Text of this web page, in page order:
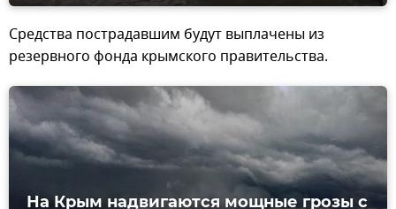
Средства пострадавшим будут выплачены из
резервного фонда крымского правительства.
На Крым надвигаются мощные грозы с